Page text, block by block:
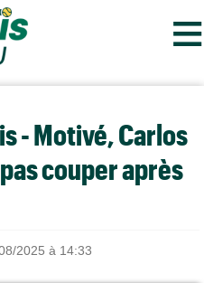
≡
- Motivé, Carlos
couper après
2025 à 14:33